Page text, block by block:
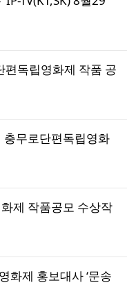
독립영화제 작품 공
무로단편독립영화
제 작품공모 수상작
화제 홍보대사 ‘문송